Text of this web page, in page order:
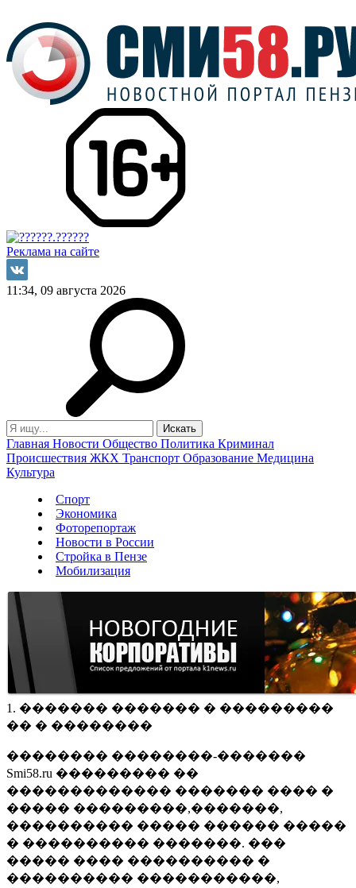
Реклама на сайте
11:34, 09 августа 2026
Главная Новости Общество Политика Криминал
Происшествия ЖКХ Транспорт Образование Медицина
Культура
Спорт
Экономика
Фоторепортаж
Новости в России
Стройка в Пензе
Мобилизация
1. ������� ������� � ���������
�� � ��������
�������� ��������-�������
Smi58.ru ��������� ��
������������� ������� ���� �
����� ���������,�������,
���������� ����� ������ �����
� ���������� �������. ���
����� ���� ���������� �
���������� �����������,